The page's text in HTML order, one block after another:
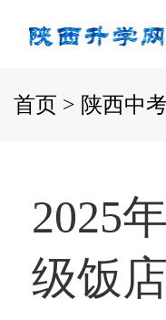
首页 > 陕西中考
2025
级饭